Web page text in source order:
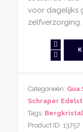
voor dagelijks
zelfverzorging.
Lepelvorm
aantal
Categorieën: Gua
Schraper
Tags: Bergkristal
Product ID: 13757